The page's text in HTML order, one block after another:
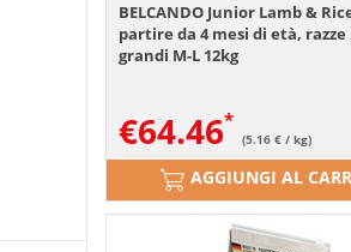
BELCANDO Junior Lamb &
partire da 4 mesi di età, razze
grandi M-L 12kg
€64.46 (5.16 € / kg)
AGGIUNGI AL